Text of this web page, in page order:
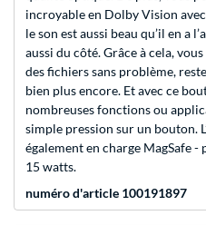
incroyable en Dolby Vision
le son est aussi beau qu’il en a
aussi du côté. Grâce à cela,
des fichiers sans problème,
bien plus encore. Et avec ce
nombreuses fonctions ou
simple pression sur un bouton.
également en charge MagSafe -
15 watts.
numéro d'article 100191897